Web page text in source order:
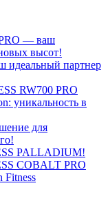
— ваш
высот!
идеальный партнер
RW700 PRO
уникальность в
для
PALLADIUM!
COBALT PRO
Fitness